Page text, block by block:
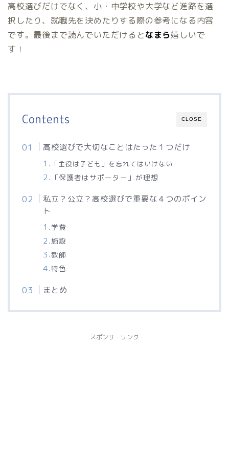
高校選びだけでなく、小・中学校や大学など進路を選
択したり、就職先を決めたりする際の参考になる内容
です。最後まで読んでいただけるとなまら嬉しいで
す！
CLOSE
Contents
高校選びで大切なことはたった１つだけ
「主役は子ども」を忘れてはいけない
「保護者はサポーター」が理想
私立？公立？高校選びで重要な４つのポイン
ト
学費
施設
教師
特色
まとめ
スポンサーリンク